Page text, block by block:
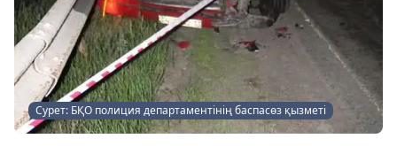
Сурет: БҚО полиция департаментінің баспасөз қызметі